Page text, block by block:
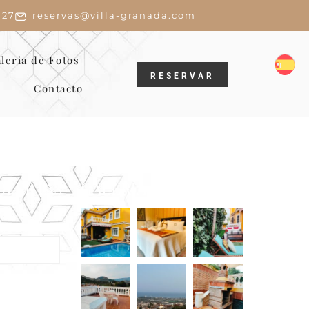
27 reservas@villa-granada.com
de Fotos
Contacto
RESERVAR
GALERÍA